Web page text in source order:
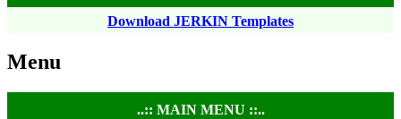
Download JERKIN Templates
Menu
..:: MAIN MENU ::..